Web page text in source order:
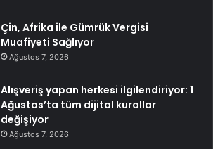
Çin, Afrika ile Gümrük Vergisi
Muafiyeti Sağlıyor
Ağustos 7, 2026
Alışveriş yapan herkesi ilgilendiriyor: 1
Ağustos’ta tüm dijital kurallar
değişiyor
Ağustos 7, 2026